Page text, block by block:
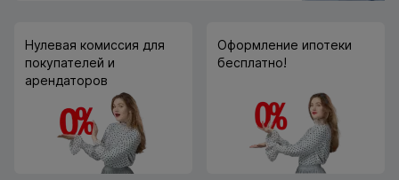
Нулевая комиссия для
покупателей и
арендаторов
Оформление ипотеки
бесплатно!